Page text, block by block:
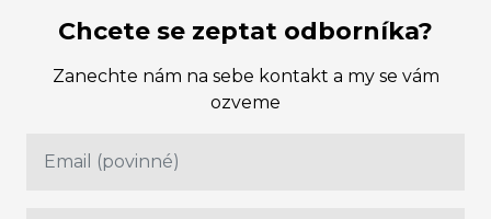
Chcete se zeptat odborníka?
Zanechte nám na sebe kontakt a my se vám
ozveme